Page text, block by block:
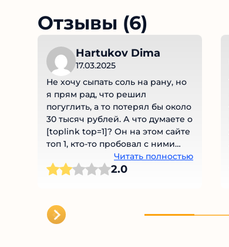
Отзывы (6)
Hartukov Dima
17.03.2025
Не хочу сыпать соль на рану, но
я прям рад, что решил
погуглить, а то потерял бы около
30 тысяч рублей. А что думаете о
[toplink top=1]? Он на этом сайте
топ 1, кто-то пробовал с ними
Читать полностью
2.0